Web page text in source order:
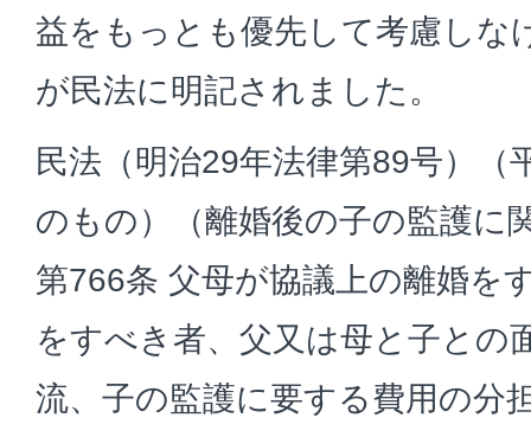
益をもっとも優先して考慮しな
が民法に明記されました。
民法（明治29年法律第89号）（
のもの）（離婚後の子の監護に
第766条 父母が協議上の離婚を
をすべき者、父又は母と子との
流、子の監護に要する費用の分